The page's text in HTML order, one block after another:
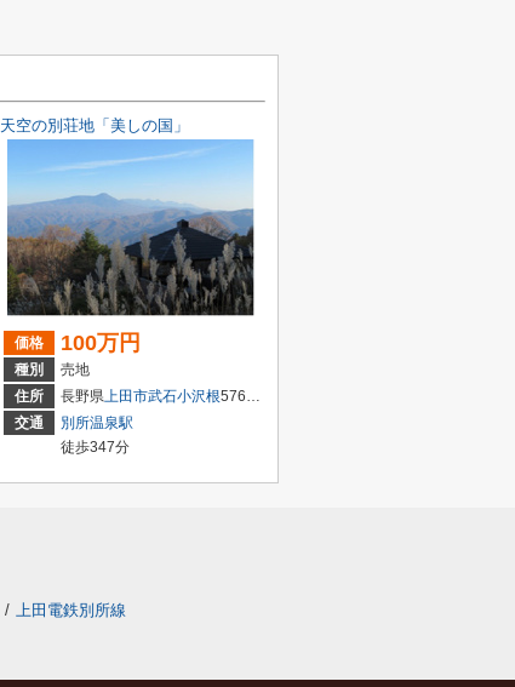
天空の別荘地「美しの国」
価格 100万円
種別
売地
住所
長野県上田市武石小沢根576-480
交通
別所温泉駅
徒歩347分
/ 上田電鉄別所線